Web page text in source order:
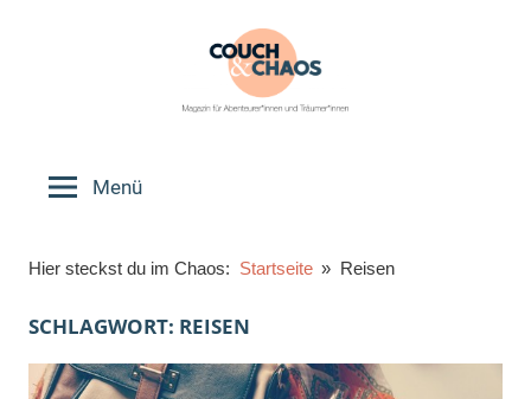
Chaos
Menü
Hier steckst du im Chaos: Startseite Reisen
SCHLAGWORT: REISEN